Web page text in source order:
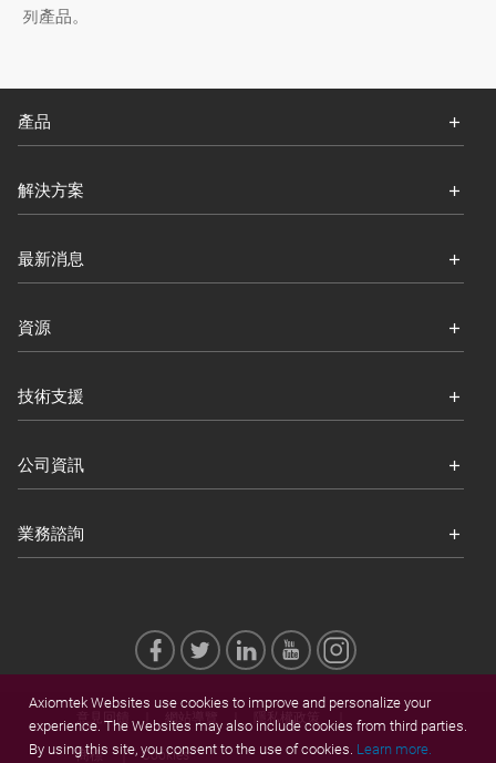
列產品。
產品
解決方案
最新消息
資源
技術支援
公司資訊
業務諮詢
意見回饋 網站導覽 隱私權政策
商標 Cookies
Axiomtek Websites use cookies to improve and personalize your
experience. The Websites may also include cookies from third parties.
By using this site, you consent to the use of cookies. Learn more.